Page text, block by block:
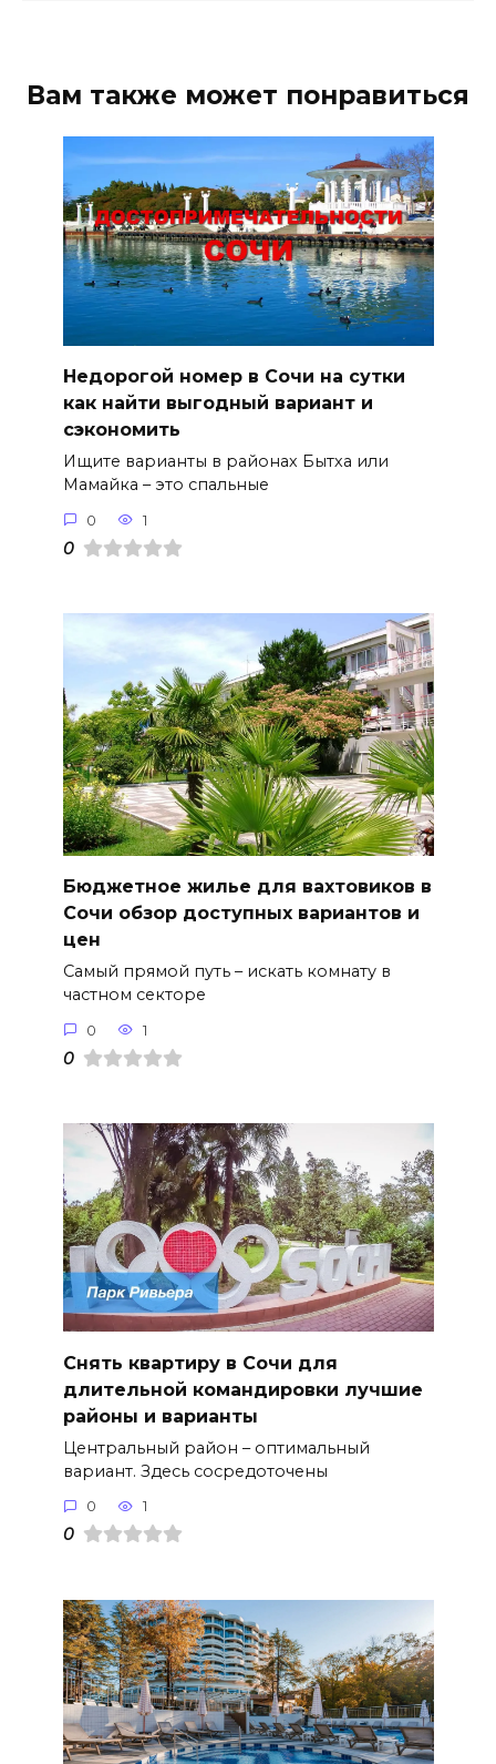
Вам также может понравиться
Недорогой номер в Сочи на сутки
как найти выгодный вариант и
сэкономить
Ищите варианты в районах Бытха или
Мамайка – это спальные
0 1
0
Бюджетное жилье для вахтовиков в
Сочи обзор доступных вариантов и
цен
Самый прямой путь – искать комнату в
частном секторе
0 1
0
Снять квартиру в Сочи для
длительной командировки лучшие
районы и варианты
Центральный район – оптимальный
вариант. Здесь сосредоточены
0 1
0